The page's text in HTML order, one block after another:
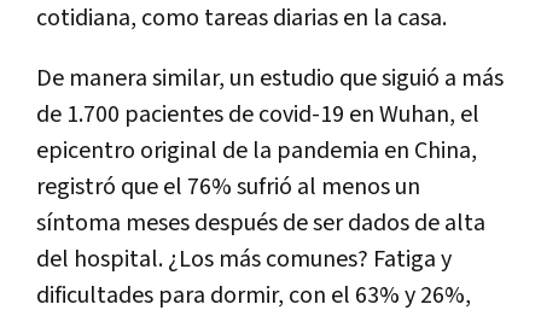
cotidiana, como tareas diarias en la casa.
De manera similar, un estudio que siguió a más
de 1.700 pacientes de covid-19 en Wuhan, el
epicentro original de la pandemia en China,
registró que el 76% sufrió al menos un
síntoma meses después de ser dados de alta
del hospital. ¿Los más comunes? Fatiga y
dificultades para dormir, con el 63% y 26%,